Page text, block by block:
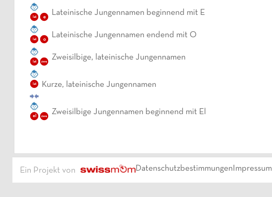
lat e Lateinische Jungennamen beginnend mit E
lat o Lateinische Jungennamen endend mit O
lat zwe Zweisilbige, lateinische Jungennamen
lat Kurze, lateinische Jungennamen
el zwe Zweisilbige Jungennamen beginnend mit El
Ein Projekt von DatenschutzbestimmungenImpressum